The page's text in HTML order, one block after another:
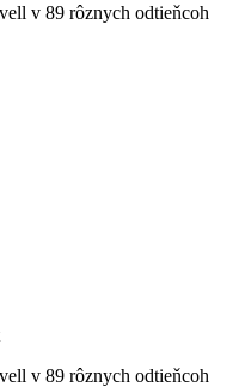
v 89 rôznych odtieňcoh
v 89 rôznych odtieňcoh